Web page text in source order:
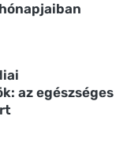
az egészséges